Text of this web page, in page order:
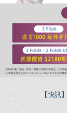
【快